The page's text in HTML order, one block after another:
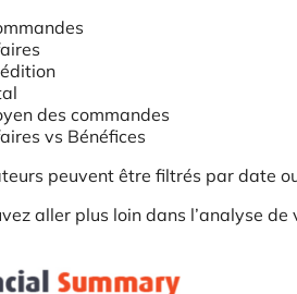
des commandes
vs Bénéfices
peuvent être filtrés par date
aller plus loin dans l’analyse